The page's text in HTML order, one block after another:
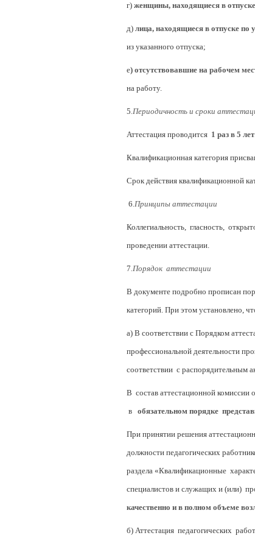
г) женщины, находящиеся в
д) лица, находящиеся в отпуске по
из указанного отпуска;
е) отсутствовавшие на рабочем
на работу.
5.Периодичность и сроки
Аттестация проводится 1 раз в 5 лет
Квалификационная категория
Срок действия квалификационной
6.Принципы аттестации
Коллегиальность, гласность,
проведении аттестации.
7.Порядок аттестации
В документе подробно прописан
категорий. При этом установлено,
а) В соответствии с Порядком
профессиональной деятельности
соответствии с распорядительным
В состав аттестационной комиссии
в обязательном порядке
При принятии решения
должности педагогических
раздела «Квалификационные
специалистов и служащих и (или)
качественно и в полном объеме
б) Аттестация педагогических